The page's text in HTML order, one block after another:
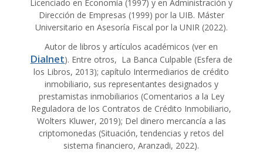
Licenciado en Economía (1997) y en Administración y
Dirección de Empresas (1999) por la UIB. Máster
Universitario en Asesoría Fiscal por la UNIR (2022).
Autor de libros y artículos académicos (ver en
Dialnet). Entre otros, La Banca Culpable (Esfera de
los Libros, 2013); capítulo Intermediarios de crédito
inmobiliario, sus representantes designados y
prestamistas inmobiliarios (Comentarios a la Ley
Reguladora de los Contratos de Crédito Inmobiliario,
Wolters Kluwer, 2019); Del dinero mercancía a las
criptomonedas (Situación, tendencias y retos del
sistema financiero, Aranzadi, 2022).